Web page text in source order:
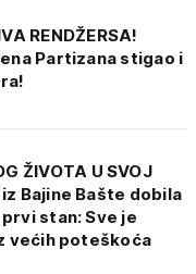
RENDŽERSA!
Partizana stigao i
ŽIVOTA U SVOJ
Bajine Bašte dobila
stan: Sve je
većih poteškoća